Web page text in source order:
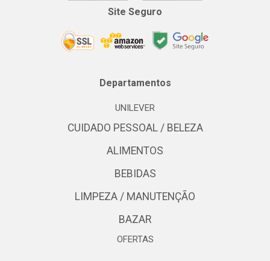
Site Seguro
Departamentos
UNILEVER
CUIDADO PESSOAL / BELEZA
ALIMENTOS
BEBIDAS
LIMPEZA / MANUTENÇÃO
BAZAR
OFERTAS